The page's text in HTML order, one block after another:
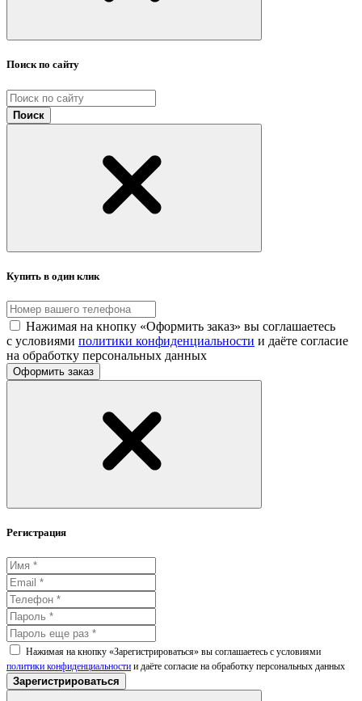
Поиск по сайту
Поиск
Купить в один клик
Нажимая на кнопку «Оформить заказ» вы соглашаетесь
с условиями политики конфиденциальности и даёте согласие
на обработку персональных данных
Оформить заказ
Регистрация
Нажимая на кнопку «Зарегистрироваться» вы соглашаетесь с условиями
политики конфиденциальности и даёте согласие на обработку персональных данных
Зарегистрироваться